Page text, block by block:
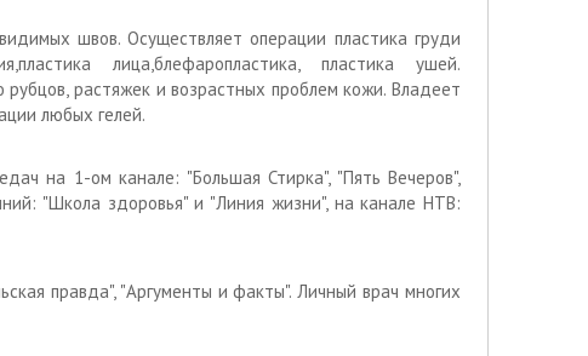
швов. Осуществляет операции пластика груди
лица,блефаропластика, пластика ушей.
растяжек и возрастных проблем кожи. Владеет
любых гелей.
на 1-ом канале: "Большая Стирка", "Пять Вечеров",
"Школа здоровья" и "Линия жизни", на канале НТВ:
правда", "Аргументы и факты". Личный врач многих